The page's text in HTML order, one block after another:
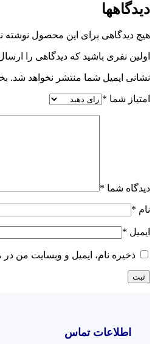
دیدگاهها
هیچ دیدگاهی برای این محصول
اولین نفری باشید که دیدگاهی را ارسال می کنید
نشانی ایمیل شما منتشر نخواهد شد.
امتیاز شما *
دیدگاه شما *
نام *
ایمیل *
ذخیره نام، ایمیل و وبسایت من
اطلاعات تماس